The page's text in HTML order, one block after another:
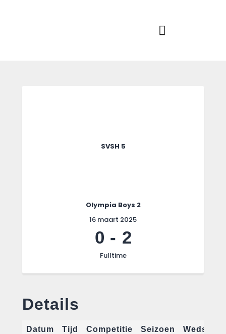
SVSH 5
Olympia Boys 2
16 maart 2025
0 - 2
Fulltime
Details
Datum Tijd Competitie Seizoen